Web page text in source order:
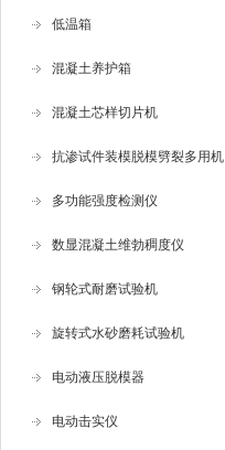
低温箱
混凝土养护箱
混凝土芯样切片机
抗渗试件装模脱模劈裂多用机
多功能强度检测仪
数显混凝土维勃稠度仪
钢轮式耐磨试验机
旋转式水砂磨耗试验机
电动液压脱模器
电动击实仪